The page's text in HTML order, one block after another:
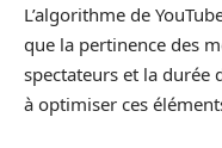
L’algorithme de
que la pertinence des
spectateurs et la durée
à optimiser ces